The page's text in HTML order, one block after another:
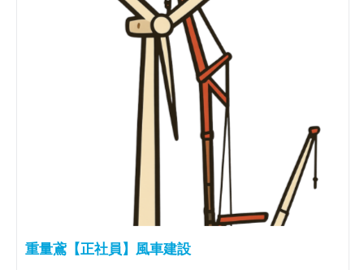
重量鳶【正社員】風車建設